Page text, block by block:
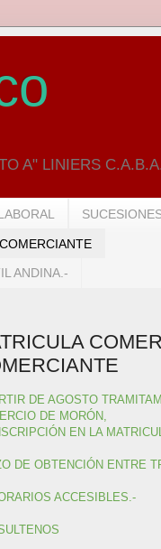
A" LINIERS C.A.B.A.
ANDINA.-
DE AGOSTO
DE MORÓN,
EN LA
DE OBTENCIÓN ENTRE
ACCESIBLES.-